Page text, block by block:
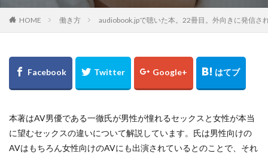
HOME 働き方 audiobook.jpで聴いた本。22冊目。外向きに発信さ
本著はAV男優である一徹氏が男性が憧れるセックスと女性が本当
に望むセックスの違いについて解説しています。氏は男性向けの
AVはもちろん女性向けのAVにも出演されているとのことで、それ